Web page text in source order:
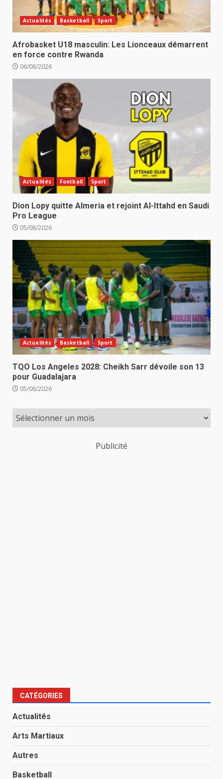
Actualités Basketball Sport
Afrobasket U18 masculin: Les Lionceaux démarrent
en force contre Rwanda
06/08/2026
Actualités Football Sport
Dion Lopy quitte Almeria et rejoint Al-Ittahd en Saudi
Pro League
05/08/2026
Actualités Basketball Sport
TQO Los Angeles 2028: Cheikh Sarr dévoile son 13
pour Guadalajara
05/08/2026
Publicité
CATÉGORIES
Actualités
Arts Martiaux
Autres
Basketball